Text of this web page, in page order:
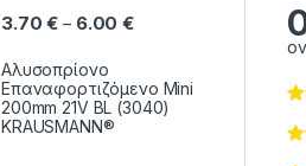
3.70€ – 6.00€Price range: 3.70 €
Αλυσοπρίονο
Επαναφορτιζόμενο Mini
200mm 21V BL (3040)
KRAUSMANN®